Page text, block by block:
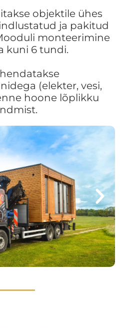
objektile ühes
ja pakitud
monteerimine
kuni 6 tundi.
(elekter, vesi,
hoone lõplikku